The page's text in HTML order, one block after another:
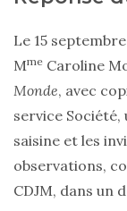
Le 15
Mme Caroline
Monde, avec
service
saisine et les
observations,
CDJM, dans un